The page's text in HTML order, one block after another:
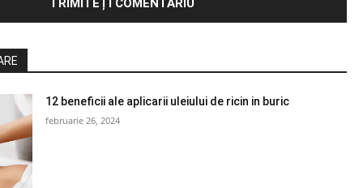
12 beneficii ale aplicarii uleiului de ricin in buric
februarie 26, 2024